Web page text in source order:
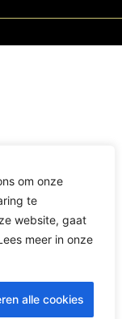
om onze
te
website, gaat
meer in onze
alle cookies